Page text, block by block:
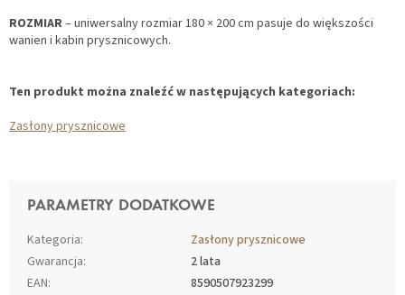
ROZMIAR– uniwersalny rozmiar 180 × 200 cm pasuje do większości
wanien i kabin prysznicowych.
Ten produkt można znaleźć w następujących kategoriach:
Zasłony prysznicowe
PARAMETRY DODATKOWE
Kategoria:
Zasłony prysznicowe
Gwarancja:
2 lata
EAN:
8590507923299